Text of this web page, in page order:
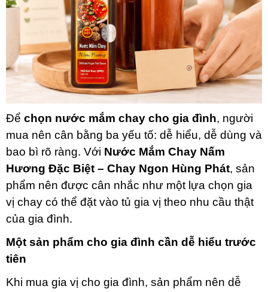
Để chọn nước mắm chay cho gia đình, người
mua nên cân bằng ba yếu tố: dễ hiểu, dễ dùng và
bao bì rõ ràng. Với Nước Mắm Chay Nấm
Hương Đặc Biệt – Chay Ngon Hùng Phát, sản
phẩm nên được cân nhắc như một lựa chọn gia
vị chay có thể đặt vào tủ gia vị theo nhu cầu thật
của gia đình.
Một sản phẩm cho gia đình cần dễ hiểu trước
tiên
Khi mua gia vị cho gia đình, sản phẩm nên dễ